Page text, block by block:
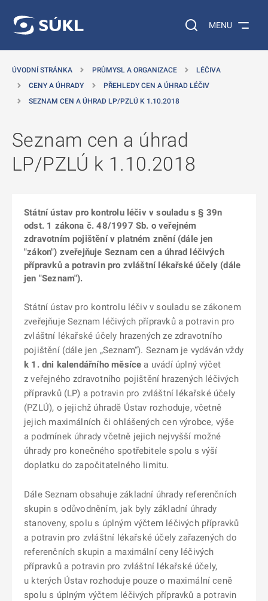
Vyhledávání na
MENU
ÚVODNÍ STRÁNKA PRŮMYSL A ORGANIZACE
LÉČIVA
CENY A ÚHRADY
PŘEHLEDY CEN A ÚHRAD LÉČIV
SEZNAM CEN A ÚHRAD LP/PZLÚ K 1.10.2018
Seznam cen a úhrad
LP/PZLÚ k 1.10.2018
Státní ústav pro kontrolu léčiv v souladu s § 39n
odst. 1 zákona č. 48/1997 Sb. o veřejném
zdravotním pojištění v platném znění (dále jen
"zákon") zveřejňuje Seznam cen a úhrad léčivých
přípravků a potravin pro zvláštní lékařské účely (dále
jen "Seznam").
Státní ústav pro kontrolu léčiv v souladu se zákonem
zveřejňuje Seznam léčivých přípravků a potravin pro
zvláštní lékařské účely hrazených ze zdravotního
pojištění (dále jen „Seznam“). Seznam je vydáván vždy
k 1. dni kalendářního měsíce a uvádí úplný výčet
z veřejného zdravotního pojištění hrazených léčivých
přípravků (LP) a potravin pro zvláštní lékařské účely
(PZLÚ), o jejichž úhradě Ústav rozhoduje, včetně
jejich maximálních či ohlášených cen výrobce, výše
a podmínek úhrady včetně jejich nejvyšší možné
úhrady pro konečného spotřebitele spolu s výší
doplatku do započitatelného limitu.
Dále Seznam obsahuje základní úhrady referenčních
skupin s odůvodněním, jak byly základní úhrady
stanoveny, spolu s úplným výčtem léčivých přípravků
a potravin pro zvláštní lékařské účely zařazených do
referenčních skupin a maximální ceny léčivých
přípravků a potravin pro zvláštní lékařské účely,
u kterých Ústav rozhoduje pouze o maximální ceně
spolu s úplným výčtem léčivých přípravků a potravin